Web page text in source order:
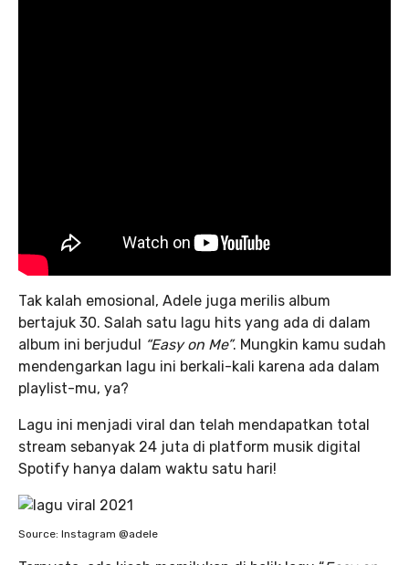
Tak kalah emosional, Adele juga merilis album
bertajuk 30. Salah satu lagu hits yang ada di dalam
album ini berjudul “Easy on Me”. Mungkin kamu sudah
mendengarkan lagu ini berkali-kali karena ada dalam
playlist-mu, ya?
Lagu ini menjadi viral dan telah mendapatkan total
stream sebanyak 24 juta di platform musik digital
Spotify hanya dalam waktu satu hari!
Source: Instagram @adele